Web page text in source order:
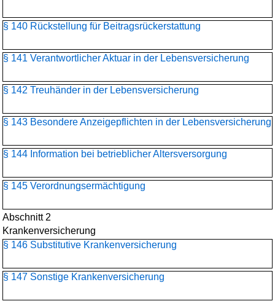
§ 140 Rückstellung für Beitragsrückerstattung
§ 141 Verantwortlicher Aktuar in der Lebensversicherung
§ 142 Treuhänder in der Lebensversicherung
§ 143 Besondere Anzeigepflichten in der Lebensversicherung
§ 144 Information bei betrieblicher Altersversorgung
§ 145 Verordnungsermächtigung
Abschnitt 2
Krankenversicherung
§ 146 Substitutive Krankenversicherung
§ 147 Sonstige Krankenversicherung